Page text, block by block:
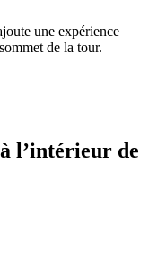
une expérience
de la tour.
l’intérieur de